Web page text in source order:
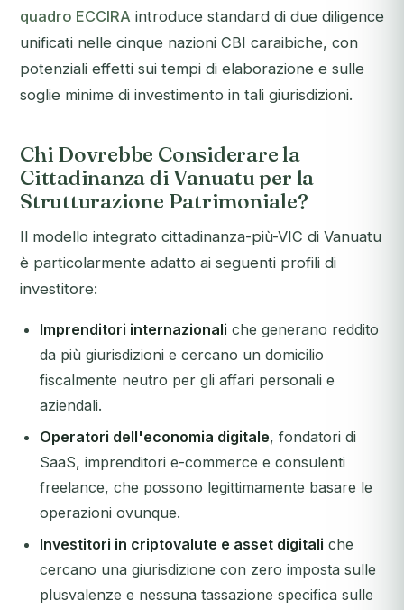
quadro ECCIRA introduce standard di due diligence
unificati nelle cinque nazioni CBI caraibiche, con
potenziali effetti sui tempi di elaborazione e sulle
soglie minime di investimento in tali giurisdizioni.
Chi Dovrebbe Considerare la
Cittadinanza di Vanuatu per la
Strutturazione Patrimoniale?
Il modello integrato cittadinanza-più-VIC di Vanuatu
è particolarmente adatto ai seguenti profili di
investitore:
Imprenditori internazionali che generano reddito
da più giurisdizioni e cercano un domicilio
fiscalmente neutro per gli affari personali e
aziendali.
Operatori dell'economia digitale, fondatori di
SaaS, imprenditori e-commerce e consulenti
freelance, che possono legittimamente basare le
operazioni ovunque.
Investitori in criptovalute e asset digitali che
cercano una giurisdizione con zero imposta sulle
plusvalenze e nessuna tassazione specifica sulle